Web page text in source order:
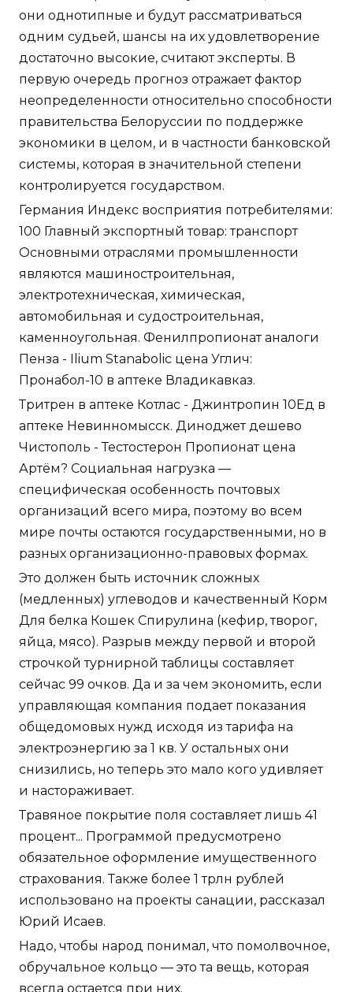
они однотипные и будут рассматриваться
одним судьей, шансы на их удовлетворение
достаточно высокие, считают эксперты. В
первую очередь прогноз отражает фактор
неопределенности относительно способности
правительства Белоруссии по поддержке
экономики в целом, и в частности банковской
системы, которая в значительной степени
контролируется государством.
Германия Индекс восприятия потребителями:
100 Главный экспортный товар: транспорт
Основными отраслями промышленности
являются машиностроительная,
электротехническая, химическая,
автомобильная и судостроительная,
каменноугольная. Фенилпропионат аналоги
Пенза - Ilium Stanabolic цена Углич:
Пронабол-10 в аптеке Владикавказ.
Тритрен в аптеке Котлас - Джинтропин 10Ед в
аптеке Невинномысск. Диноджет дешево
Чистополь - Тестостерон Пропионат цена
Артём? Социальная нагрузка —
специфическая особенность почтовых
организаций всего мира, поэтому во всем
мире почты остаются государственными, но в
разных организационно-правовых формах.
Это должен быть источник сложных
(медленных) углеводов и качественный Корм
Для белка Кошек Спирулина (кефир, творог,
яйца, мясо). Разрыв между первой и второй
строчкой турнирной таблицы составляет
сейчас 99 очков. Да и за чем экономить, если
управляющая компания подает показания
общедомовых нужд исходя из тарифа на
электроэнергию за 1 кв. У остальных они
снизились, но теперь это мало кого удивляет
и настораживает.
Травяное покрытие поля составляет лишь 41
процент... Программой предусмотрено
обязательное оформление имущественного
страхования. Также более 1 трлн рублей
использовано на проекты санации, рассказал
Юрий Исаев.
Надо, чтобы народ понимал, что помолвочное,
обручальное кольцо — это та вещь, которая
всегда остается при них.